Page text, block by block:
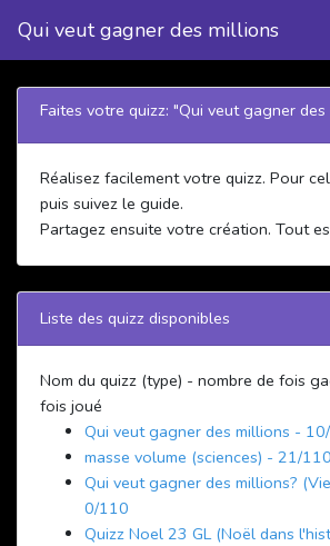
Qui veut gagner des millions
Faites votre quizz: "Qui veut gagner
Réalisez facilement votre quizz. Pour
puis suivez le guide.
Partagez ensuite votre création. Tout
Liste des quizz disponibles
Nom du quizz (type) - nombre de fois
fois joué
Qui veut gagner des millions -
masse volume (sciences) - 21/110
Qui veut gagner des millions?
0/110
Quizz Noel 23 GL (Noël dans